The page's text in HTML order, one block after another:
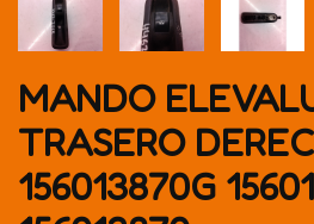
MANDO
TRASERO
156013870G